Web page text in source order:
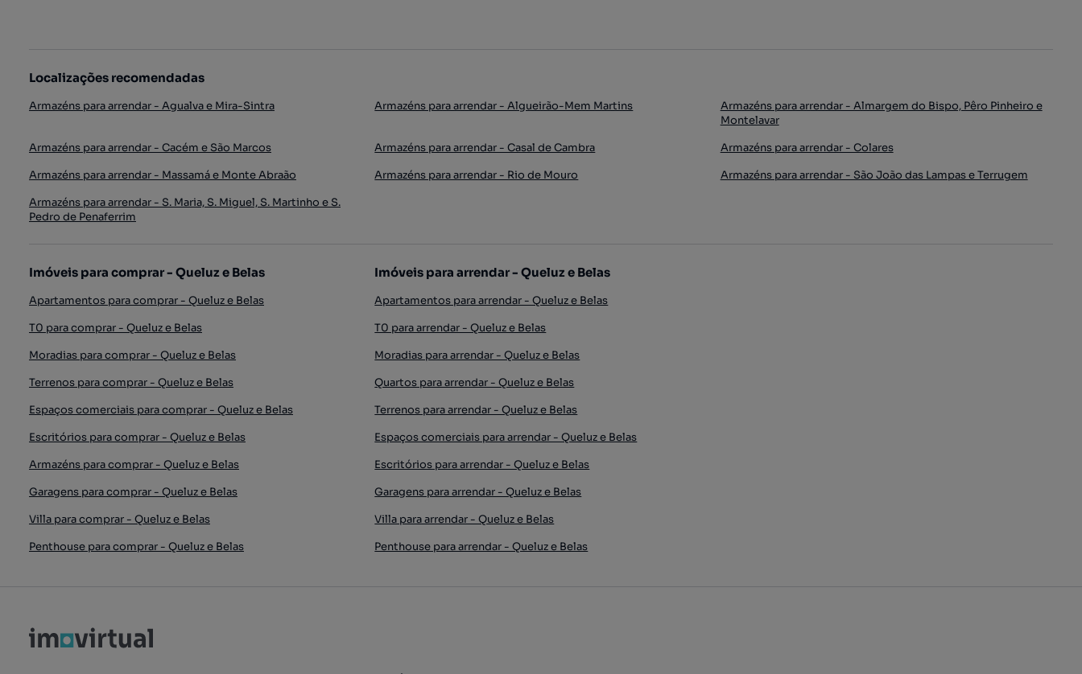
Localizações recomendadas
Armazéns para arrendar - Agualva e Mira-Sintra Armazéns para arrendar - Algueirão-Mem Martins
Armazéns para arrendar - Almargem do Bispo, Pêro Pinheiro e
Montelavar
Armazéns para arrendar - Cacém e São Marcos
Armazéns para arrendar - Casal de Cambra
Armazéns para arrendar - Colares
Armazéns para arrendar - Massamá e Monte Abraão
Armazéns para arrendar - Rio de Mouro
Armazéns para arrendar - São João das Lampas e Terrugem
Armazéns para arrendar - S. Maria, S. Miguel, S. Martinho e S.
Pedro de Penaferrim
Imóveis para comprar - Queluz e Belas
Apartamentos para comprar - Queluz e Belas
T0 para comprar - Queluz e Belas
Moradias para comprar - Queluz e Belas
Terrenos para comprar - Queluz e Belas
Espaços comerciais para comprar - Queluz e Belas
Escritórios para comprar - Queluz e Belas
Armazéns para comprar - Queluz e Belas
Garagens para comprar - Queluz e Belas
Villa para comprar - Queluz e Belas
Penthouse para comprar - Queluz e Belas
Imóveis para arrendar - Queluz e Belas
Apartamentos para arrendar - Queluz e Belas
T0 para arrendar - Queluz e Belas
Moradias para arrendar - Queluz e Belas
Quartos para arrendar - Queluz e Belas
Terrenos para arrendar - Queluz e Belas
Espaços comerciais para arrendar - Queluz e Belas
Escritórios para arrendar - Queluz e Belas
Garagens para arrendar - Queluz e Belas
Villa para arrendar - Queluz e Belas
Penthouse para arrendar - Queluz e Belas